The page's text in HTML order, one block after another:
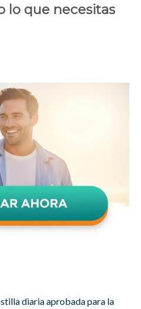
lo que necesitas
diaria aprobada para la